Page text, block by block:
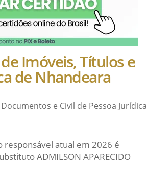
Imóveis, Títulos e
de Nhandeara
e Civil de Pessoa Jurídica
atual em 2026 é
ADMILSON APARECIDO